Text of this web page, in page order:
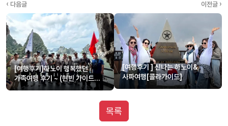
‹ 다음글
[여행후기]하노이 행복했던
가족여행 후기 ~ (현빈 가이드님
감사합니다)
이전글 ›
[여행후기 ] 신나는 하노이&
사파여행[콜라가이드]
목록